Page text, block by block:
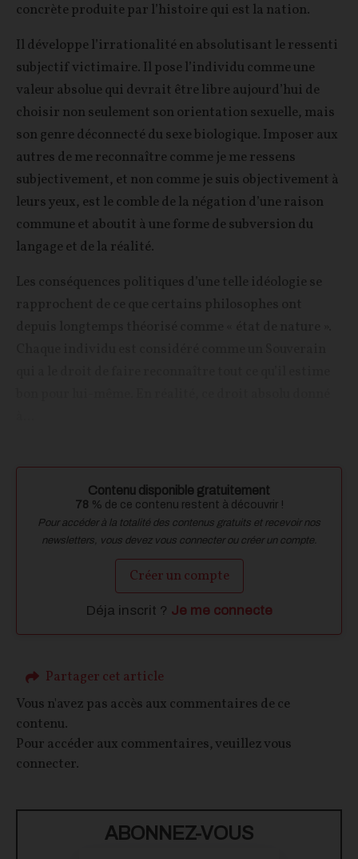
concrète produite par l’histoire qui est la nation.
Il développe l’irrationalité en absolutisant le ressenti
subjectif victimaire. Il pose l’individu comme une
valeur absolue qui devrait être libre aujourd’hui de
choisir non seulement son orientation sexuelle, mais
son genre déconnecté du sexe biologique. Imposer aux
autres de me reconnaître comme je me ressens
subjectivement, et non comme je suis objectivement à
leurs yeux, est le comble de la négation d’une raison
commune et aboutit à une forme de subversion du
langage et de la réalité.
Les conséquences politiques d’une telle idéologie se
Contenu disponible gratuitement
78 % de ce contenu restent à découvrir !
Pour accéder à la totalité des contenus gratuits et recevoir nos
newsletters, vous devez vous connecter ou créer un compte.
Créer un compte
Déja inscrit ? Je me connecte
Partager cet article
Vous n'avez pas accès aux commentaires de ce
contenu.
Pour accéder aux commentaires, veuillez vous
connecter.
ABONNEZ-VOUS